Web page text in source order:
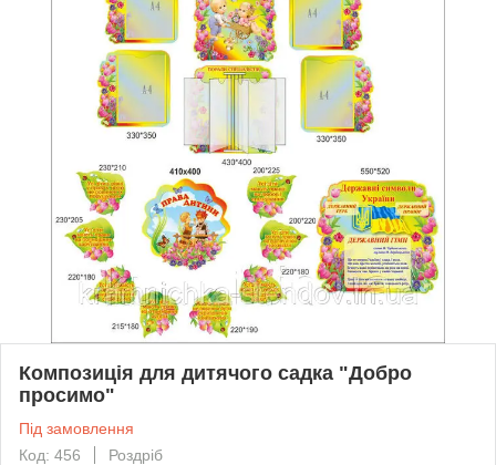
Композиція для дитячого садка "Добро
просимо"
Під замовлення
Код: 456
Роздріб